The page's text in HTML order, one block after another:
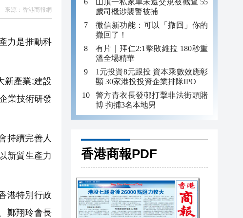
來源： 香港商報網
力是推動科
新產業;建設
業技術研發
持續完善人
新質生產力
港特別行政
鄭翔玲會長
歲司機涉襲警被捕
微信新功能：可以「撤回」你的
撤回了！
有片｜拜仁2:1擊敗維拉 180秒重
溫全場精華
1元投資8元跟投 資本乘數效應彰
顯 30家港投投資企業排隊IPO
警方青衣長發邨打擊非法街頭賭
博 拘捕3名本地男
香港商報PDF